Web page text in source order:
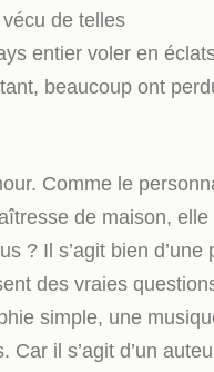
de telles
entier voler en
beaucoup ont
Comme le
de maison, elle
? Il s’agit bien
des vraies
simple, une
il s’agit d’un